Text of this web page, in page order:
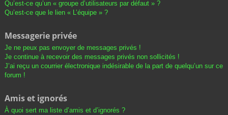
Qu’est-ce qu’un « groupe d’utilisateurs par défaut » ?
Qu’est-ce que le lien « L’équipe » ?
Messagerie privée
Je ne peux pas envoyer de messages privés !
Je continue à recevoir des messages privés non sollicités !
J’ai reçu un courrier électronique indésirable de la part de quelqu’un sur ce
forum !
Amis et ignorés
À quoi sert ma liste d’amis et d’ignorés ?